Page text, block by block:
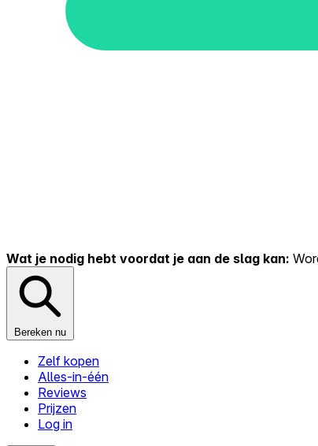
Wat je nodig hebt voordat je aan de slag kan:
Bereken nu
Zelf kopen
Alles-in-één
Reviews
Prijzen
Log in